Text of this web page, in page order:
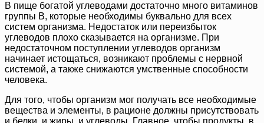
В пище богатой углеводами достаточно много витаминов
группы В, которые необходимы буквально для всех
систем организма. Недостаток или переизбыток
углеводов плохо сказывается на организме. При
недостаточном поступлении углеводов организм
начинает истощаться, возникают проблемы с нервной
системой, а также снижаются умственные способности
человека.
Для того, чтобы организм мог получать все необходимые
вещества и элементы, в рационе должны присутствовать